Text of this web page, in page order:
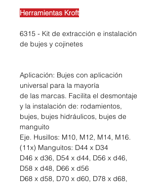
Herramientas Kroft
6315 - Kit de extracción e instalación
de bujes y cojinetes
Aplicación: Bujes con aplicación
universal para la mayoría
de las marcas. Facilita el desmontaje
y la instalación de: rodamientos,
bujes, bujes hidráulicos, bujes de
manguito
Eje. Husillos: M10, M12, M14, M16.
(11x) Manguitos: D44 x D34
D46 x d36, D54 x d44, D56 x d46,
D58 x d48, D66 x d56
D68 x d58, D70 x d60, D78 x d68,